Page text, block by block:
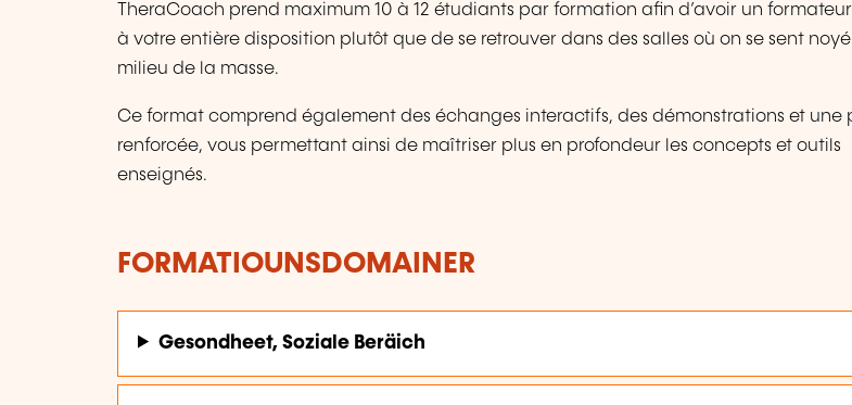
TheraCoach prend maximum 10 à 12 étudiants par formation afin d’avoir un
à votre entière disposition plutôt que de se retrouver dans des salles où on se sent
milieu de la masse.
Ce format comprend également des échanges interactifs, des démonstrations et une
renforcée, vous permettant ainsi de maîtriser plus en profondeur les concepts et outils
enseignés.
FORMATIOUNSDOMAINER
Gesondheet, Soziale Beräich